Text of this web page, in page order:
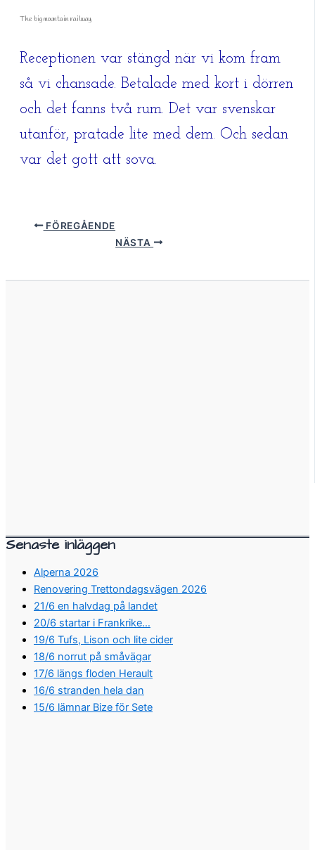
The big mountain railway
Receptionen var stängd när vi kom fram
så vi chansade. Betalade med kort i dörren
och det fanns två rum. Det var svenskar
utanför, pratade lite med dem. Och sedan
var det gott att sova.
FÖREGÅENDE
NÄSTA
Senaste inläggen
Alperna 2026
Renovering Trettondagsvägen 2026
21/6 en halvdag på landet
20/6 startar i Frankrike…
19/6 Tufs, Lison och lite cider
18/6 norrut på småvägar
17/6 längs floden Herault
16/6 stranden hela dan
15/6 lämnar Bize för Sete